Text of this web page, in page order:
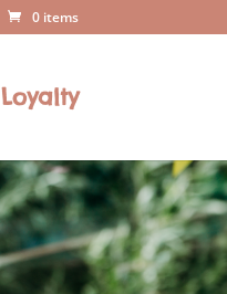
0 items
Loyalty